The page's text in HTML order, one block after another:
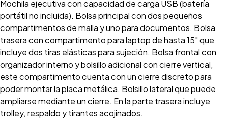
Mochila ejecutiva con capacidad de carga USB (batería
portátil no incluida). Bolsa principal con dos pequeños
compartimentos de malla y uno para documentos. Bolsa
trasera con compartimento para laptop de hasta 15" que
incluye dos tiras elásticas para sujeción. Bolsa frontal con
organizador interno y bolsillo adicional con cierre vertical,
este compartimento cuenta con un cierre discreto para
poder montar la placa metálica. Bolsillo lateral que puede
ampliarse mediante un cierre. En la parte trasera incluye
trolley, respaldo y tirantes acojinados.